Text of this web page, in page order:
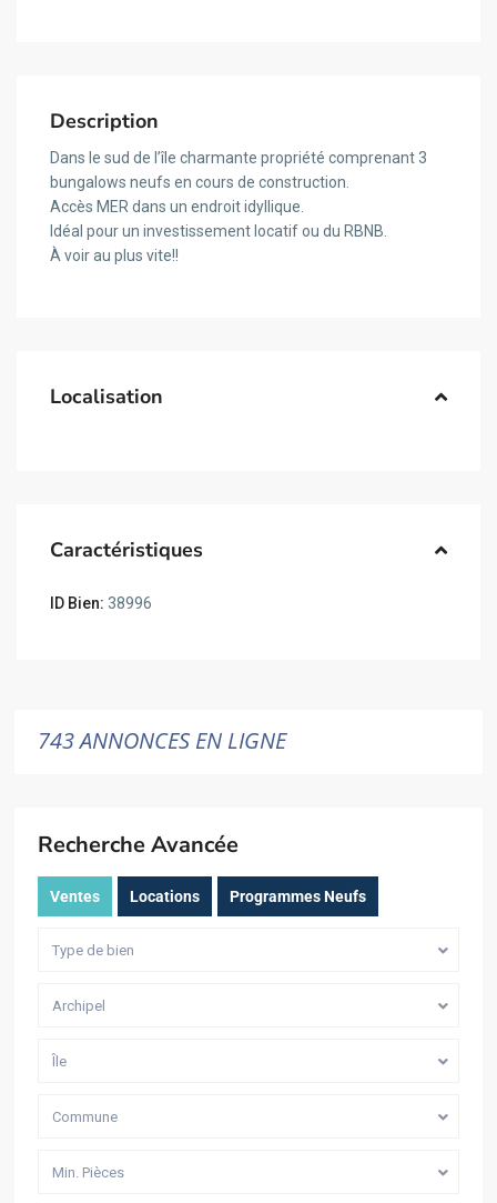
Description
Dans le sud de l’île charmante propriété comprenant 3
bungalows neufs en cours de construction.
Accès MER dans un endroit idyllique.
Idéal pour un investissement locatif ou du RBNB.
À voir au plus vite!!
Localisation
Caractéristiques
ID Bien: 38996
743 ANNONCES EN LIGNE
Recherche Avancée
Ventes Locations Programmes Neufs
Type de bien
Archipel
Île
Commune
Min. Pièces